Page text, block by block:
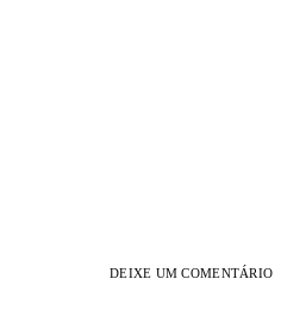
DEIXE UM COMENTÁRIO